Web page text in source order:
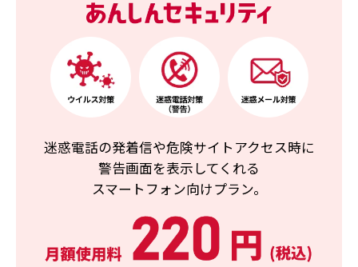
迷惑電話の発着信や危険サイトアクセス時に
警告画面を表示してくれる
スマートフォン向けプラン。